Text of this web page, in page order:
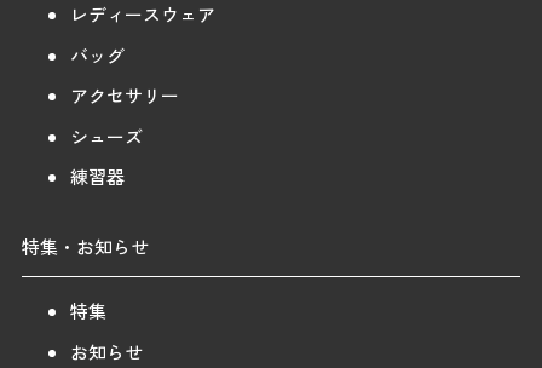
レディースウェア
バッグ
アクセサリー
シューズ
練習器
特集・お知らせ
特集
お知らせ